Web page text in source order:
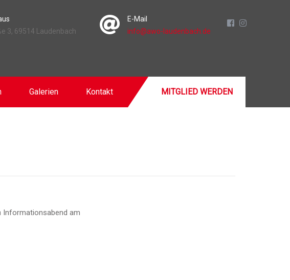
3, 69514 Laudenbach
E-Mail
info@awo-laudenbach.de
Galerien Kontakt MITGLIED WERDEN
Informationsabend am